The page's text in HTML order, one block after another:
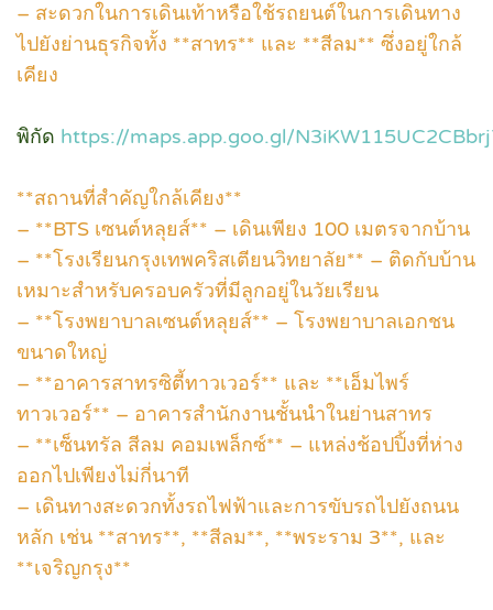
– สะดวกในการเดินเท้าหรือใช้รถยนต์ในการเดินทาง
ไปยังย่านธุรกิจทั้ง **สาทร** และ **สีลม** ซึ่งอยู่ใกล้
เคียง
พิกัด https://maps.app.goo.gl/
**สถานที่สำคัญใกล้เคียง**
– **BTS เซนต์หลุยส์** – เดินเพียง 100 เมตรจากบ้าน
– **โรงเรียนกรุงเทพคริสเตียนวิทยาลัย** – ติดกับบ้าน
เหมาะสำหรับครอบครัวที่มีลูกอยู่ในวัยเรียน
– **โรงพยาบาลเซนต์หลุยส์** – โรงพยาบาลเอกชน
ขนาดใหญ่
– **อาคารสาทรซิตี้ทาวเวอร์** และ **เอ็มไพร์
ทาวเวอร์** – อาคารสำนักงานชั้นนำในย่านสาทร
– **เซ็นทรัล สีลม คอมเพล็กซ์** – แหล่งช้อปปิ้งที่ห่าง
ออกไปเพียงไม่กี่นาที
– เดินทางสะดวกทั้งรถไฟฟ้าและการขับรถไปยังถนน
หลัก เช่น **สาทร**, **สีลม**, **พระราม 3**, และ
**เจริญกรุง**